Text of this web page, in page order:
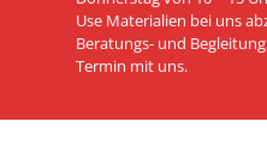
Use Materialien bei uns
Beratungs- und
Termin mit uns.